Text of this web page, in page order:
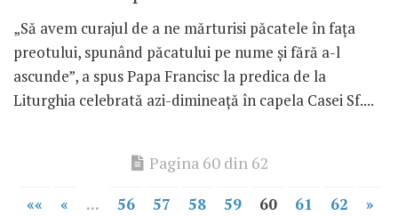
„Să avem curajul de a ne mărturisi păcatele în faţa
preotului, spunând păcatului pe nume şi fără a-l
ascunde”, a spus Papa Francisc la predica de la
Liturghia celebrată azi-dimineaţă în capela Casei Sf....
Pagina 60 din 62
«« « ... 56 57 58 59 60 61 62 »